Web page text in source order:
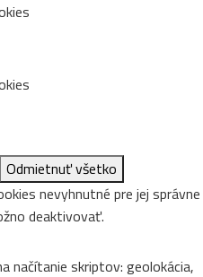
Odmietnuť všetko
nevyhnutné pre jej správne
deaktivovať.
načítanie skriptov: geolokácia,